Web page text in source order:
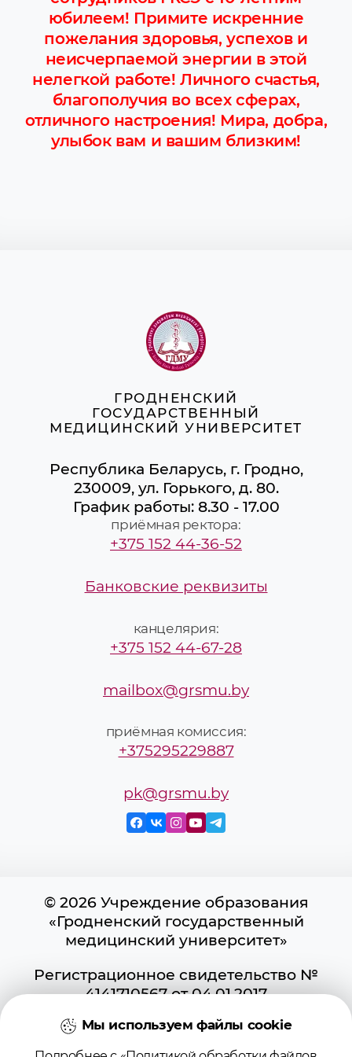
юбилеем! Примите искренние
пожелания здоровья, успехов и
неисчерпаемой энергии в этой
нелегкой работе! Личного счастья,
благополучия во всех сферах,
отличного настроения! Мира, добра,
улыбок вам и вашим близким!
ГРОДНЕНСКИЙ
ГОСУДАРСТВЕННЫЙ
МЕДИЦИНСКИЙ УНИВЕРСИТЕТ
Республика Беларусь, г. Гродно,
230009, ул. Горького, д. 80.
График работы: 8.30 - 17.00
приёмная ректора:
+375 152 44-36-52
Банковские реквизиты
канцелярия:
+375 152 44-67-28
mailbox@grsmu.by
приёмная комиссия:
+375295229887
pk@grsmu.by
© 2026 Учреждение образования
«Гродненский государственный
медицинский университет»
Регистрационное свидетельство №
4141710567 от 04.01.2017
информационных ресурсов
Использование материалов сайта
Мы используем файлы cookie